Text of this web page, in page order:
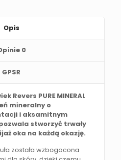
Opis
0
GPSR
Revers PURE MINERAL
mineralny o
i aksamitnym
stworzyć trwały
oka na każdą okazję.
została wzbogacona